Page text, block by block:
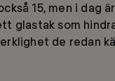
15, men i dag
glastak som
de redan